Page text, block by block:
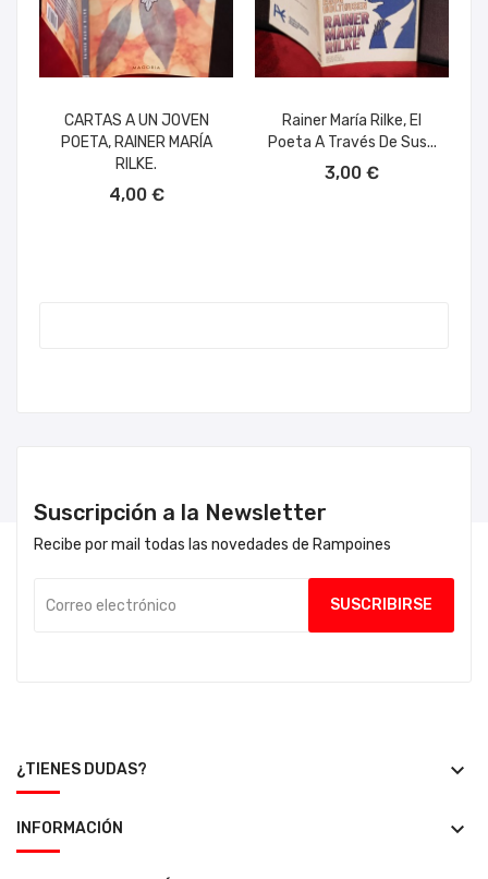
CARTAS A UN JOVEN
POETA, RAINER MARÍA
RILKE.
4,00 €
Rainer María Rilke, El
Poeta A Través De Sus...
3,00 €
Suscripción a la Newsletter
Recibe por mail todas las novedades de Rampoines
¿TIENES DUDAS? keyboard_arrow_down
INFORMACIÓN keyboard_arrow_down